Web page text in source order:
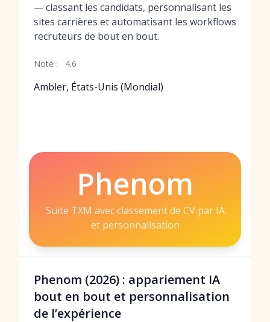
— classant les candidats, personnalisant les
sites carrières et automatisant les workflows
recruteurs de bout en bout.
Note : 4.6
Ambler, États-Unis (Mondial)
Phenom
Suite TXM avec classement de CV par IA
et personnalisation
Phenom (2026) : appariement IA
bout en bout et personnalisation
de l’expérience